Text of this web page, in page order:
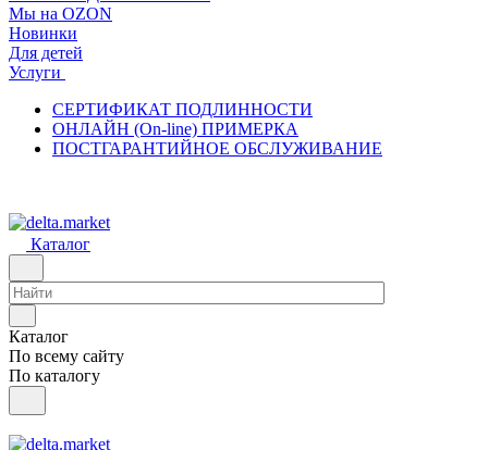
Мы на OZON
Новинки
Для детей
Услуги
СЕРТИФИКАТ ПОДЛИННОСТИ
ОНЛАЙН (On-line) ПРИМЕРКА
ПОСТГАРАНТИЙНОЕ ОБСЛУЖИВАНИЕ
Каталог
Каталог
По всему сайту
По каталогу